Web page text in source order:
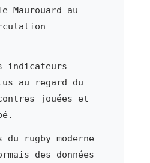
Maurouard au
indicateurs
au regard du
jouées et
du rugby moderne
des données